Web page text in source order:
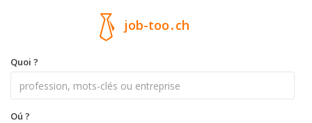
job-too.ch
Quoi ?
Oú ?